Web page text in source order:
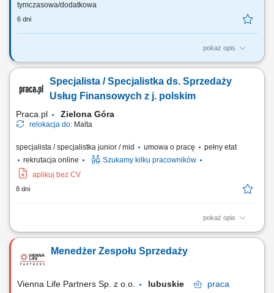
tymczasowa/dodatkowa
6 dni
pokaż opis
Twój zakres obowiązków: budowanie własnego biznesu przy wsparciu
organizacja własnej aktywności i kalendarza spotkań.
Specjalista / Specjalistka ds. Sprzedaży
Usług Finansowych z j. polskim
Praca.pl Zielona Góra
relokacja do: Malta
specjalista / specjalistka junior / mid umowa o pracę
pełny etat
rekrutacja online
Szukamy kilku pracowników
aplikuj bez CV
8 dni
pokaż opis
Zakres obowiązków: Telefoniczny kontakt z klientami zainteresowanymi
edukacji finansowej. Budowanie długofalowych relacji z klientami.
Pozyskiwanie nowych klientów i rozwijanie współpracy z partnerami
Menedżer Zespołu Sprzedaży
Vienna Life Partners Sp. z o.o. lubuskie
praca